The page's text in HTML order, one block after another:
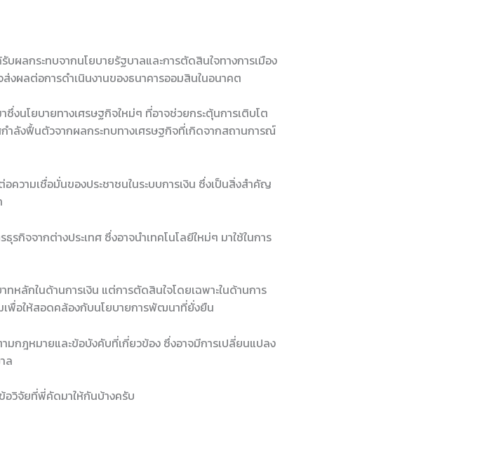
บผลกระทบจากนโยบายรัฐบาลและการตัดสินใจทางการเมือง
ส่งผลต่อการดำเนินงานของธนาคารออมสินในอนาคต
ซึ่งนโยบายทางเศรษฐกิจใหม่ๆ ที่อาจช่วยกระตุ้นการเติบโต
กำลังฟื้นตัวจากผลกระทบทางเศรษฐกิจที่เกิดจากสถานการณ์
ความเชื่อมั่นของประชาชนในระบบการเงิน ซึ่งเป็นสิ่งสำคัญ
รกิจจากต่างประเทศ ซึ่งอาจนำเทคโนโลยีใหม่ๆ มาใช้ในการ
ทหลักในด้านการเงิน แต่การตัดสินใจโดยเฉพาะในด้านการ
พื่อให้สอดคล้องกับนโยบายการพัฒนาที่ยั่งยืน
ามกฎหมายและข้อบังคับที่เกี่ยวข้อง ซึ่งอาจมีการเปลี่ยนแปลง
ล
อวิจัยที่พี่คัดมาให้กันบ้างครับ